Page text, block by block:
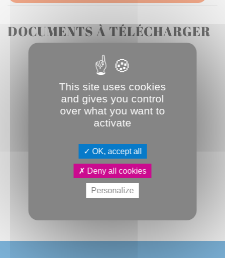
DOCUMENTS À TÉLÉCHARGER
ORDRE DU JOUR - 170.7 Ko
CRA CAM 15-03-18- 1.7 Mo
PV CAM 15-03-2018
This site uses cookies
and gives you control
over what you want to
activate
OK, accept all
Deny all cookies
Personalize